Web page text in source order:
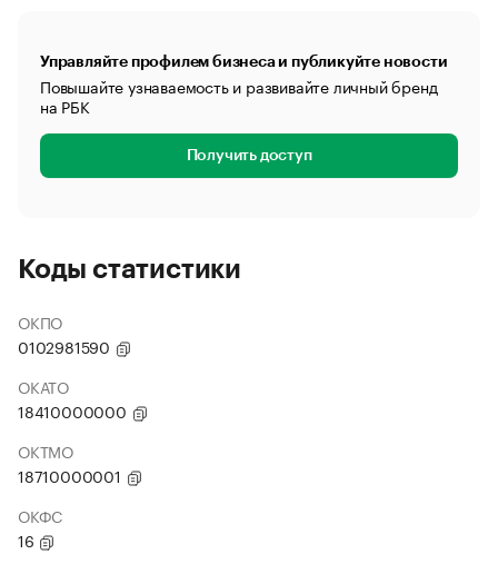
Управляйте профилем бизнеса и публикуйте новости
Повышайте узнаваемость и развивайте личный бренд
на РБК
Получить доступ
Коды статистики
ОКПО
0102981590
ОКАТО
18410000000
ОКТМО
18710000001
ОКФС
16